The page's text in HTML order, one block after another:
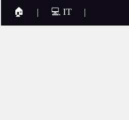
🏠 | 💻 IT |